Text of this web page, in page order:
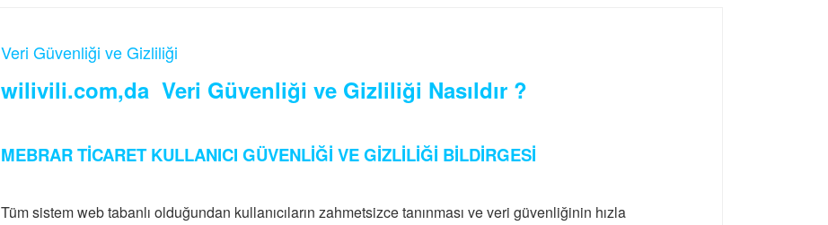
Veri Güvenliği ve Gizliliği
wilivili.com,da Veri Güvenliği ve Gizliliği Nasıldır ?
MEBRAR TİCARET KULLANICI GÜVENLİĞİ VE GİZLİLİĞİ BİLDİRGESİ
Tüm sistem web tabanlı olduğundan kullanıcıların zahmetsizce tanınması ve veri güvenliğinin hızla